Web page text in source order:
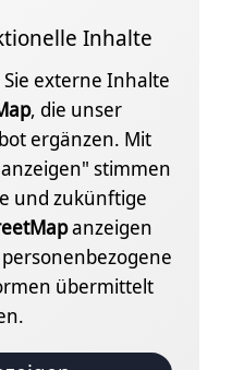
Inhalte
externe Inhalte
, die unser
ergänzen. Mit
stimmen
und zukünftige
anzeigen
übermittelt